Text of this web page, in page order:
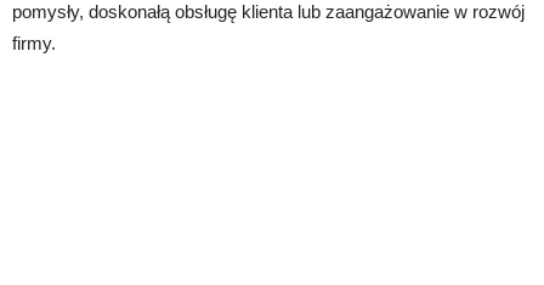
pomysły, doskonałą obsługę klienta lub zaangażowanie w rozwój
firmy.